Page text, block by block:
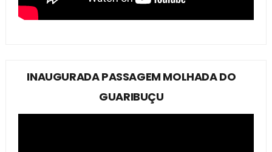
INAUGURADA PASSAGEM MOLHADA DO
GUARIBUÇU